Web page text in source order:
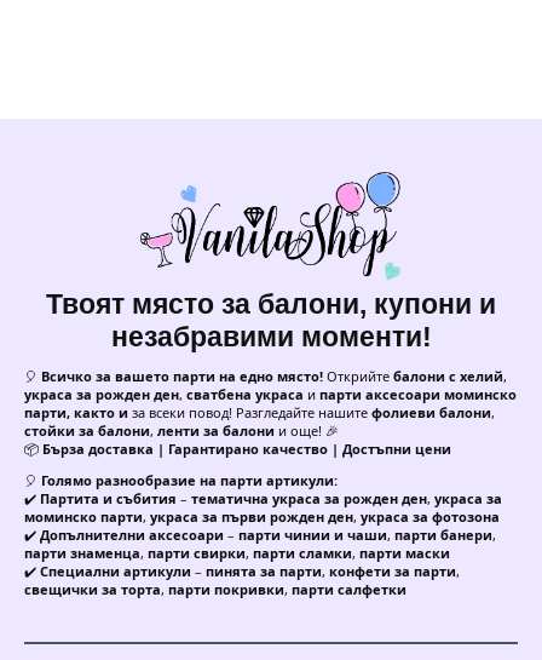
Твоят място за балони, купони и
незабравими моменти!
🎈 Всичко за вашето парти на едно място! Открийте балони с хелий,
украса за рожден ден, сватбена украса и парти аксесоари моминско
парти, както и за всеки повод! Разгледайте нашите фолиеви балони,
стойки за балони, ленти за балони и още! 🎉
📦 Бърза доставка | Гарантирано качество | Достъпни цени
🎈 Голямо разнообразие на парти артикули:
✔️ Партита и събития – тематична украса за рожден ден, украса за
моминско парти, украса за първи рожден ден, украса за фотозона
✔️ Допълнителни аксесоари – парти чинии и чаши, парти банери,
парти знаменца, парти свирки, парти сламки, парти маски
✔️ Специални артикули – пинята за парти, конфети за парти,
свещички за торта, парти покривки, парти салфетки